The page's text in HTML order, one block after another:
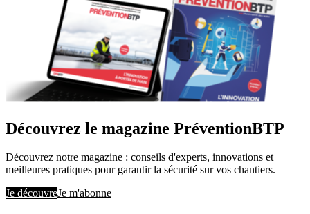
Découvrez le magazine PréventionBTP
Découvrez notre magazine : conseils d'experts, innovations et
meilleures pratiques pour garantir la sécurité sur vos chantiers.
Je découvreJe m'abonne